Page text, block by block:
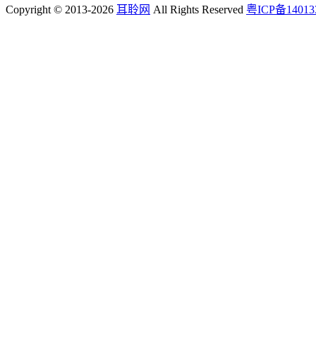
Copyright © 2013-2026 耳聆网 All Rights Reserved 粤ICP备